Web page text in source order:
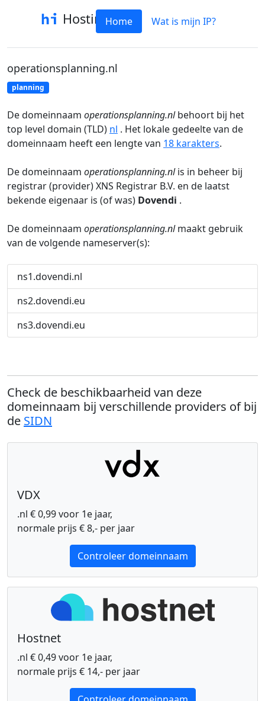
HostinfoHome Wat is mijn IP?
operationsplanning.nl
planning
De domeinnaam operationsplanning.nlbehoort bij het
top level domain (TLD) nl . Het lokale gedeelte van de
domeinnaam heeft een lengte van 18 karakters.
De domeinnaam operationsplanning.nlis in beheer bij
registrar (provider) XNS Registrar B.V. en de laatst
bekende eigenaar is (of was) Dovendi .
De domeinnaam operationsplanning.nlmaakt gebruik
van de volgende nameserver(s):
ns1.dovendi.nl
ns2.dovendi.eu
ns3.dovendi.eu
Check de beschikbaarheid van deze
domeinnaam bij verschillende providers of bij
de SIDN
VDX
.nl € 0,99 voor 1e jaar,
normale prijs € 8,- per jaar
Controleer domeinnaam
Hostnet
.nl € 0,49 voor 1e jaar,
normale prijs € 14,- per jaar